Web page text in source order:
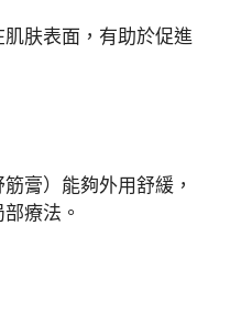
肤表面，有助於促進
膏）能夠外用舒緩，
療法。